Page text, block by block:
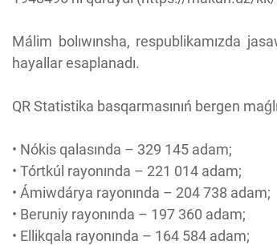
Málim bolıwınsha, respublikamızda
hayallar esaplanadı.
QR Statistika basqarmasınıń bergen
• Nókis qalasında – 329 145 adam;
• Tórtkúl rayonında – 221 014 adam;
• Ámiwdárya rayonında – 204 738 adam;
• Beruniy rayonında – 197 360 adam;
• Ellikqala rayonında – 164 584 adam;